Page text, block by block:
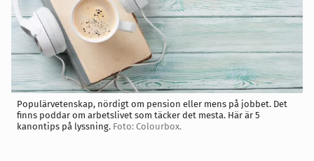
Populärvetenskap, nördigt om pension eller mens på jobbet. Det
finns poddar om arbetslivet som täcker det mesta. Här är 5
kanontips på lyssning. Foto: Colourbox.